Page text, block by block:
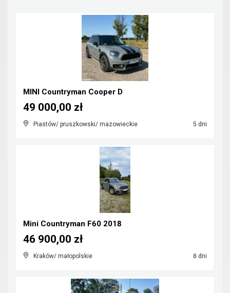
MINI Countryman Cooper D
Piastów/ pruszkowski/ mazowieckie 5 dni
49 000,00 zł
Mini Countryman F60 2018
Kraków/ małopolskie 8 dni
46 900,00 zł